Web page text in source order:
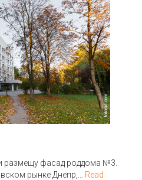
размещу фасад роддома №3.
рынке Днепр,... Read